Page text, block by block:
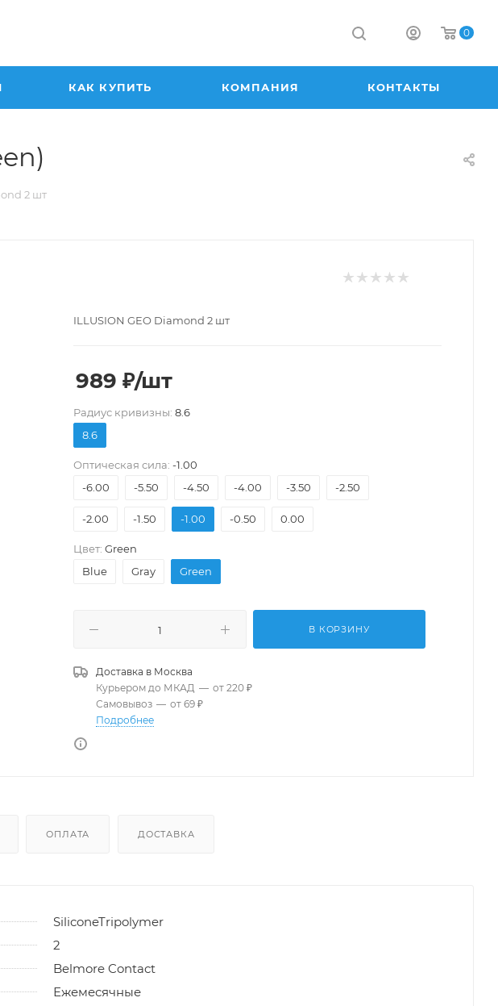
0
КАК КУПИТЬ КОМПАНИЯ КОНТАКТЫ
2 шт
ILLUSION GEO Diamond 2 шт
989 ₽/шт
Pадиус кривизны: 8.6
8.6
Оптическая сила: -1.00
-6.00
-5.50 -4.50 -4.00 -3.50 -2.50
-2.00 -1.50 -1.00 -0.50 0.00
Цвет: Green
Blue
Gray Green
В КОРЗИНУ
Доставка в Москва
Курьером до МКАД — от 220 ₽
Самовывоз — от 69 ₽
Подробнее
ОПЛАТА ДОСТАВКА
SiliconeTripolymer
2
Belmore Contact
Ежемесячные